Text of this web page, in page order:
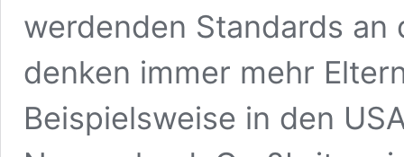
werdenden Standards
denken immer mehr
Beispielsweise in den